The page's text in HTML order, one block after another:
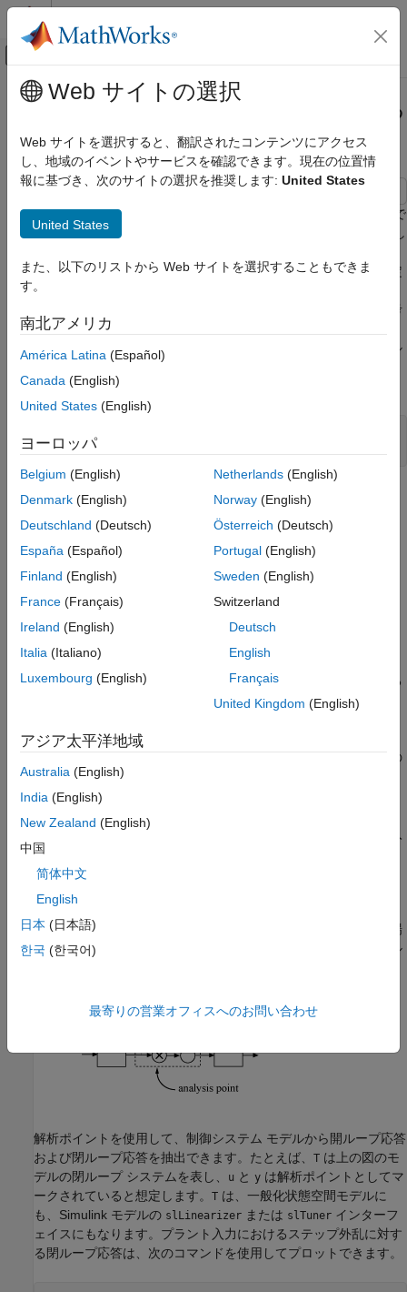
コンテンツへスキップ
オフキャンバス ナビゲーション メ
ドキュメンテーションのホーム
Simulink Control Design
制御システムの設計と調整
Simulink Control Design
制御システムの設計と調整
マルチループの多目的調整
モデルの設定
Simulink Control Design
制御システムの設計と調整
マルチループの多目的調整
モデルの設定
制御システムの解析と設計における対象信号
のマーク
項目一覧
MATLAB モデルの解析ポイントの指定
メインコンテンツ
制御システムの解析と設計における
対象信号のマーク
制御システムをモデル化するのが MATLAB® であれ Simulink® で
あれ、モデル内で対象とするポイントは
を使用し
開ループ解析の実行、あるいはコントローラー調整の要件の指定
が可能になります。ブロック線図表現での解析ポイントは、1 つ
のブロックから別のブロックに流れる信号へのアクセス端子と考
えることができます。Simulink では、解析ポイントは Simulink
ブロックの出力端子に取り付けられます。たとえば、次のモデル
および制御信号
とCブロックの出力から生じる解析ポイントです。
open_system(mdl1)
各解析ポイントは、以下の目的を 1 つ以上果たすことができま
す。
入力— ある解析ポイントに、加法的入力信号がソフトウェ
アによって与えられます。たとえば、プラント入力における
外乱をモデル化するためにこれを行います。
出力— あるポイントにおける信号の値がソフトウェアによ
って測定されます。たとえば、プラント出力における外乱の
影響を調べるためにこれを行います。
ソフトウェアによって挿入されます。たとえば、プラント入
ループ応答を計算する際は、
て扱うことが可能です。解析ポイントを複数の目的に使用する場
合、ソフトウェアは常にこれらの目的を、まず出力測定、次にル
解析ポイントを使用して、制御システム モデルから開ループ応答
および閉ループ応答を抽出できます。たとえば、 T は上の図のモ
デルの閉ループ システムを表し、
u と y は解析ポイントとしてマ
ークされていると想定します。 T は、一般化状態空間モデルに
も、Simulink モデルの slLinearizer または slTuner インターフ
ェイスにもなります。プラント入力におけるステップ外乱に対す
る閉ループ応答は、次のコマンドを使用してプロットできます。
Web サイトの選択
Web サイトを選択すると、翻訳されたコンテンツにアクセス
し、地域のイベントやサービスを確認できます。現在の位置情
報に基づき、次のサイトの選択を推奨します: United States
United States
また、以下のリストから Web サイトを選択することもできま
す。
南北アメリカ
América Latina (Español)
Canada (English)
United States (English)
ヨーロッパ
Belgium (English)
Denmark (English)
Deutschland (Deutsch)
España (Español)
Finland (English)
France (Français)
Ireland (English)
Italia (Italiano)
Luxembourg (English)
Netherlands(English)
Norway(English)
Österreich (Deutsch)
Portugal(English)
Sweden (English)
Switzerland
Deutsch
English
Français
United Kingdom (English)
アジア太平洋地域
Australia (English)
India (English)
New Zealand (English)
中国
简体中文
English
日本 (日本語)
한국 (한국어)
最寄りの営業オフィスへのお問い合わせ